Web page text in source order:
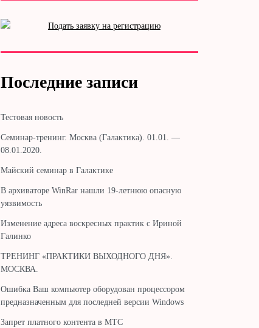
Последние записи
Тестовая новость
Cеминар-тренинг. Москва (Галактика). 01.01. —
08.01.2020.
Майский семинар в Галактике
В архиваторе WinRar нашли 19-летнюю опасную
уязвимость
Изменение адреса воскресных практик с Ириной
Галинко
ТРЕНИНГ «ПРАКТИКИ ВЫХОДНОГО ДНЯ».
МОСКВА.
Ошибка Ваш компьютер оборудован процессором
предназначенным для последней версии Windows
Запрет платного контента в МТС